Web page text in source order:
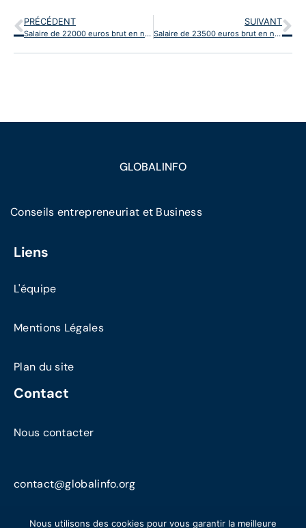
PRÉCÉDENT
Salaire de 22000 euros brut en net par an
SUIVANT
Salaire de 23500 euros brut en net par an
GLOBALINFO
Conseils entrepreneuriat et Business
Liens
L'équipe
Mentions Légales
Plan du site
Contact
Nous contacter
contact@globalinfo.org
Nous utilisons des cookies pour vous garantir la meilleure